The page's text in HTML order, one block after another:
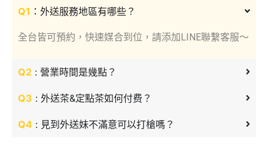
Q1 ：外送服務地區有哪些？
全台皆可預約，快速媒合到位，請添加LINE聯繫客服～
Q2 : 營業時間是幾點？
Q3 : 外送茶&定點茶如何付费？
Q4 : 見到外送妹不滿意可以打槍嗎？